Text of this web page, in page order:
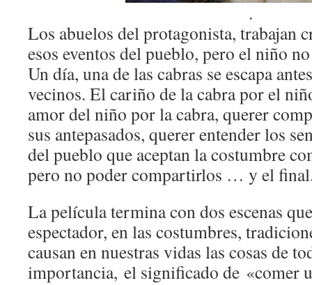
.
Los abuelos del protagonista, trabajan
esos eventos del pueblo, pero el niño
Un día, una de las cabras se escapa
vecinos. El cariño de la cabra por el
amor del niño por la cabra, querer
sus antepasados, querer entender los
del pueblo que aceptan la costumbre
pero no poder compartirlos … y el
La película termina con dos escenas
espectador, en las costumbres,
causan en nuestras vidas las cosas de
importancia, el significado de «comer